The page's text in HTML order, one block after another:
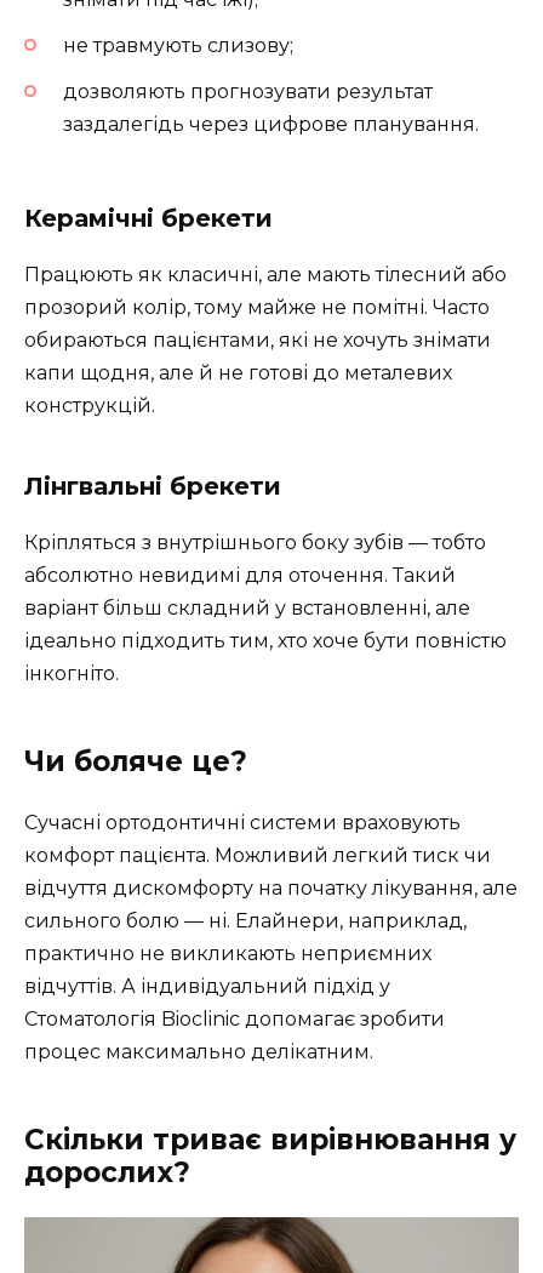
не травмують слизову;
дозволяють прогнозувати результат
заздалегідь через цифрове планування.
Керамічні брекети
Працюють як класичні, але мають тілесний або
прозорий колір, тому майже не помітні. Часто
обираються пацієнтами, які не хочуть знімати
капи щодня, але й не готові до металевих
конструкцій.
Лінгвальні брекети
Кріпляться з внутрішнього боку зубів — тобто
абсолютно невидимі для оточення. Такий
варіант більш складний у встановленні, але
ідеально підходить тим, хто хоче бути повністю
інкогніто.
Чи боляче це?
Сучасні ортодонтичні системи враховують
комфорт пацієнта. Можливий легкий тиск чи
відчуття дискомфорту на початку лікування, але
сильного болю — ні. Елайнери, наприклад,
практично не викликають неприємних
відчуттів. А індивідуальний підхід у
Стоматологія Bioclinic допомагає зробити
процес максимально делікатним.
Скільки триває вирівнювання у
дорослих?